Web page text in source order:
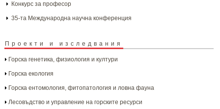
Конкурс за професор
35-та Международна научна конференция
Проекти и изследвания
Горска генетика, физиология и култури
Горска екология
Горска ентомология, фитопатология и ловна фауна
Лесовъдство и управление на горските ресурси